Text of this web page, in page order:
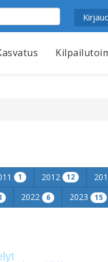
1 2012 12
2022 6 2023 15